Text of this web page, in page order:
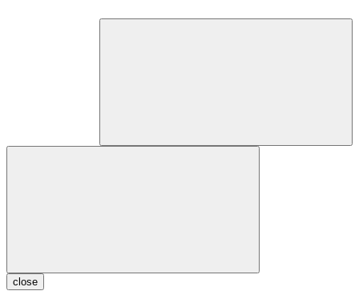
close